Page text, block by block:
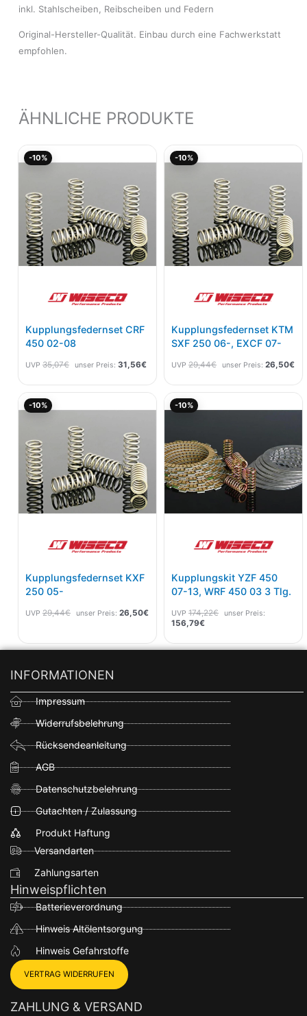
inkl. Stahlscheiben, Reibscheiben und Federn
Original-Hersteller-Qualität. Einbau durch eine Fachwerkstatt
empfohlen.
ÄHNLICHE PRODUKTE
-10%
Kupplungsfedernset CRF
450 02-08
UVP 35,07€
35,07€
unser Preis: 31,56€
Aktueller
-10%
Kupplungsfedernset KTM
SXF 250 06-, EXCF 07-
UVP 29,44€
29,44€
unser Preis: 26,50€
-10%
Kupplungsfedernset KXF
250 05-
UVP 29,44€
29,44€
unser Preis: 26,50€
Aktueller
-10%
Kupplungskit YZF 450
07-13, WRF 450 03 3 Tlg.
UVP 174,22€ unser Preis:
156,79€
INFORMATIONEN
Impressum
Widerrufsbelehrung
Rücksendeanleitung
AGB
Datenschutzbelehrung
Gutachten / Zulassung
Produkt Haftung
Versandarten
Zahlungsarten
Hinweispflichten
Batterieverordnung
Hinweis Altölentsorgung
Hinweis Gefahrstoffe
VERTRAG WIDERRUFEN
ZAHLUNG & VERSAND